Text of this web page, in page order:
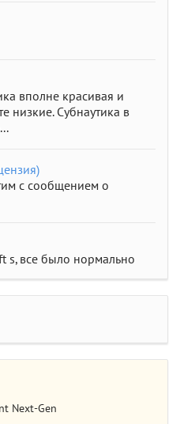
вполне красивая и
низкие. Субнаутика в
с сообщением о
s, все было нормально
Next-Gen